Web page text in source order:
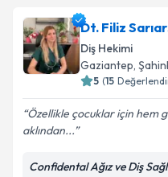
Dt. Filiz
Diş Hekimi
Gaziantep,
5 (15
Özellikle çocuklar için hem
aklından...
Confidental Ağız ve Diş